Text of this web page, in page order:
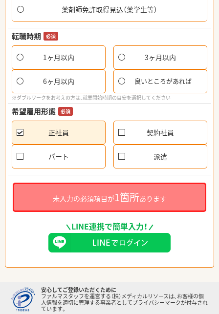
薬剤師免許取得見込（薬学生等）
転職時期 必須
1ヶ月以内 3ヶ月以内
6ヶ月以内 良いところがあれば
※ダブルワークをお考えの方は、就業開始時期の目安を選択してください
希望雇用形態 必須
正社員 契約社員
パート 派遣
未入力の必須項目が1箇所あります
LINE連携で簡単入力！
安心してご登録いただくために
ファルマスタッフを運営する（株）メディカルリソースは、お客様の個
人情報を適切に管理する事業者としてプライバシーマークが付与され
ています。